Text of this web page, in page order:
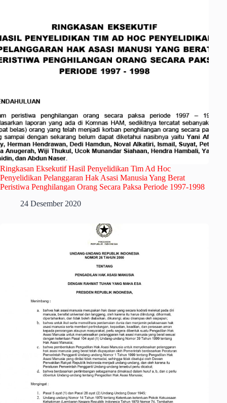
Ringkasan Eksekutif Hasil Penyelidikan Tim Ad Hoc
Penyelidikan Pelanggaran Hak Asasi Manusia Yang Berat
Peristiwa Penghilangan Orang Secara Paksa Periode 1997-1998
24 Desember 2020